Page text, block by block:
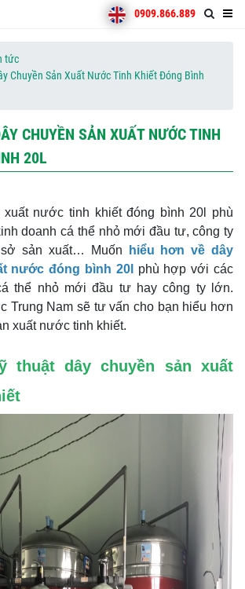
0909.866.889
tức
Chuyền Sản Xuất Nước Tinh Khiết Đóng Bình
CHUYỀN SẢN XUẤT NƯỚC TINH
20L
xuất nước tinh khiết đóng bình 20l phù
doanh cá thể nhỏ mới đầu tư, công ty
sản xuất…
Muốn
hiểu hơn về dây
nước đóng bình 20l
phù hợp với các
thể nhỏ mới đầu tư hay công ty lớn.
Trung Nam sẽ tư vấn cho bạn hiểu hơn
xuất nước tinh khiết.
thuật dây chuyền sản xuất